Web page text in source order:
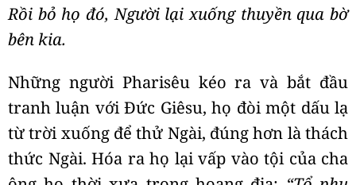
Rồi bỏ họ đó, Người lại xuống thuyền qua bờ
bên kia.
Những người Pharisêu kéo ra và bắt đầu
tranh luận với Đức Giêsu, họ đòi một dấu lạ
từ trời xuống để thử Ngài, đúng hơn là thách
thức Ngài. Hóa ra họ lại vấp vào tội của cha